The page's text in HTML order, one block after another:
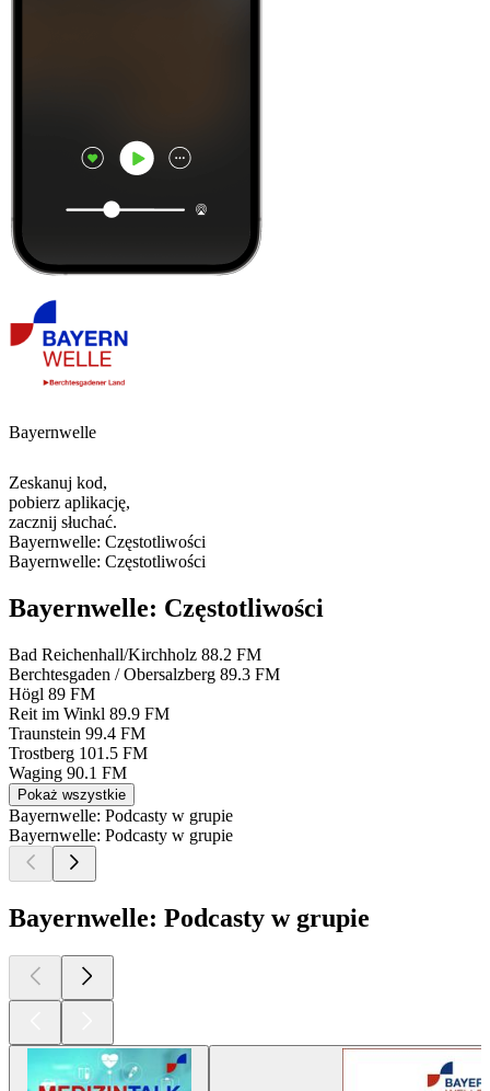
Bayernwelle
Zeskanuj kod,
pobierz aplikację,
zacznij słuchać.
Bayernwelle: Częstotliwości
Bayernwelle: Częstotliwości
Bayernwelle: Częstotliwości
Bad Reichenhall/Kirchholz 88.2 FM
Berchtesgaden / Obersalzberg 89.3 FM
Högl 89 FM
Reit im Winkl 89.9 FM
Traunstein 99.4 FM
Trostberg 101.5 FM
Waging 90.1 FM
Pokaż wszystkie
Bayernwelle: Podcasty w grupie
Bayernwelle: Podcasty w grupie
Bayernwelle: Podcasty w grupie